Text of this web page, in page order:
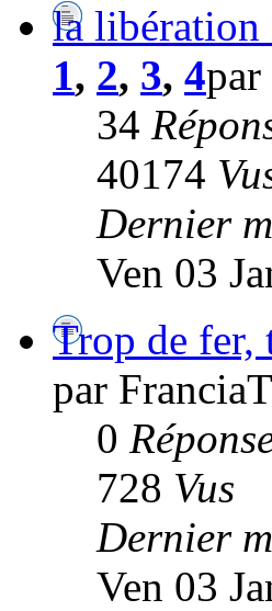
la libération
1, 2, 3, 4par
34
40174
Dernier
Ven 03
Trop de fer,
par
0
728 Vus
Dernier
Ven 03